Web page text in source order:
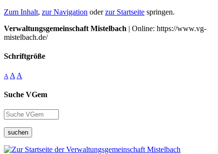
Zum Inhalt, zur Navigation oderzur Startseite springen.
Verwaltungsgemeinschaft Mistelbach | Online: https://www.vg-
mistelbach.de/
Schriftgröße
A A A
Suche VGem
suchen